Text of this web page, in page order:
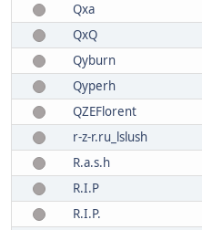
Qxa
QxQ
Qyburn
Qyperh
QZEFlorent
r-z-r.ru_lslush
R.a.s.h
R.I.P
R.I.P.